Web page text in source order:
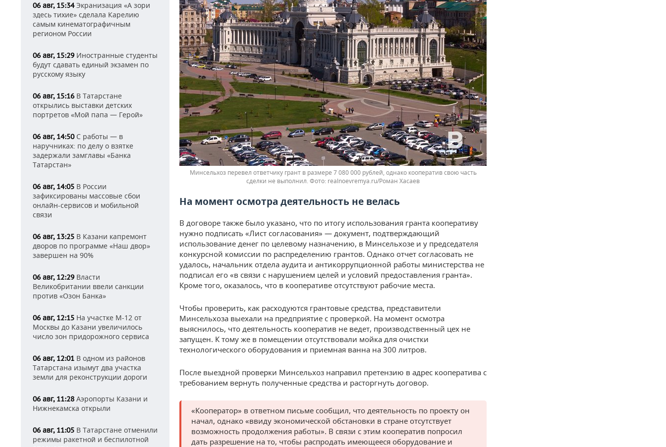
06 авг, 15:34Экранизация «А зори
здесь тихие» сделала Карелию
самым кинематографичным
регионом России
06 авг, 15:29 Иностранные студенты
будут сдавать единый экзамен по
русскому языку
06 авг, 15:16 В Татарстане
открылись выставки детских
портретов «Мой папа — Герой»
06 авг, 14:50С работы — в
наручниках: по делу о взятке
задержали замглавы «Банка
Татарстан»
06 авг, 14:05 В России
зафиксированы массовые сбои
онлайн-сервисов и мобильной
связи
06 авг, 13:25 В Казани капремонт
дворов по программе «Наш двор»
завершен на 90%
06 авг, 12:29 Власти
Великобритании ввели санкции
против «Озон Банка»
06 авг, 12:15 На участке М-12 от
Москвы до Казани увеличилось
число зон придорожного сервиса
06 авг, 12:01 В одном из районов
Татарстана изымут два участка
земли для реконструкции дороги
06 авг, 11:28 Аэропорты Казани и
Нижнекамска открыли
06 авг, 11:05 В Татарстане отменили
режимы ракетной и беспилотной
Минсельхоз перевел ответчику грант в размере 7 080 000 рублей, однако кооператив свою часть
сделки не выполнил.
realnoevremya.ru/Роман Хасаев
На момент осмотра деятельность не велась
В договоре также было указано, что по итогу использования гранта кооперативу
нужно подписать «Лист согласования» — документ, подтверждающий
использование денег по целевому назначению, в Минсельхозе и у председателя
конкурсной комиссии по распределению грантов. Однако отчет согласовать не
удалось, начальник отдела аудита и антикоррупционной работы министерства не
подписал его «в связи с нарушением целей и условий предоставления гранта».
Кроме того, оказалось, что в кооперативе отсутствуют рабочие места.
Чтобы проверить, как расходуются грантовые средства, представители
Минсельхоза выехали на предприятие с проверкой. На момент осмотра
выяснилось, что деятельность кооператив не ведет, производственный цех не
запущен. К тому же в помещении отсутствовали мойка для очистки
технологического оборудования и приемная ванна на 300 литров.
После выездной проверки Минсельхоз направил претензию в адрес кооператива с
требованием вернуть полученные средства и расторгнуть договор.
«Кооператор» в ответном письме сообщил, что деятельность по проекту он
начал, однако «ввиду экономической обстановки в стране отсутствует
возможность продолжения работы». В связи с этим кооператив попросил
дать разрешение на то, чтобы распродать имеющееся оборудование и